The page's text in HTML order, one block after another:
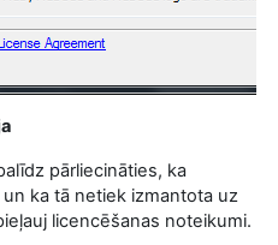
pārliecināties, ka
ka tā netiek izmantota uz
licencēšanas noteikumi.